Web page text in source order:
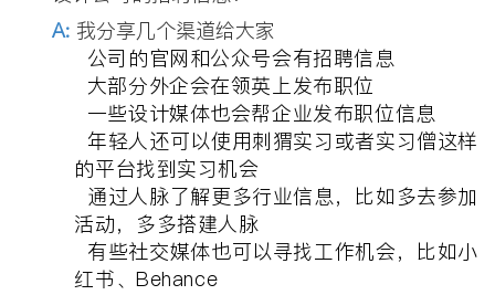
A: 我分享几个渠道给大家
公司的官网和公众号会有招聘信息
大部分外企会在领英上发布职位
一些设计媒体也会帮企业发布职位信息
年轻人还可以使用刺猬实习或者实习僧这样
的平台找到实习机会
通过人脉了解更多行业信息，比如多去参加
活动，多多搭建人脉
有些社交媒体也可以寻找工作机会，比如小
红书、Behance